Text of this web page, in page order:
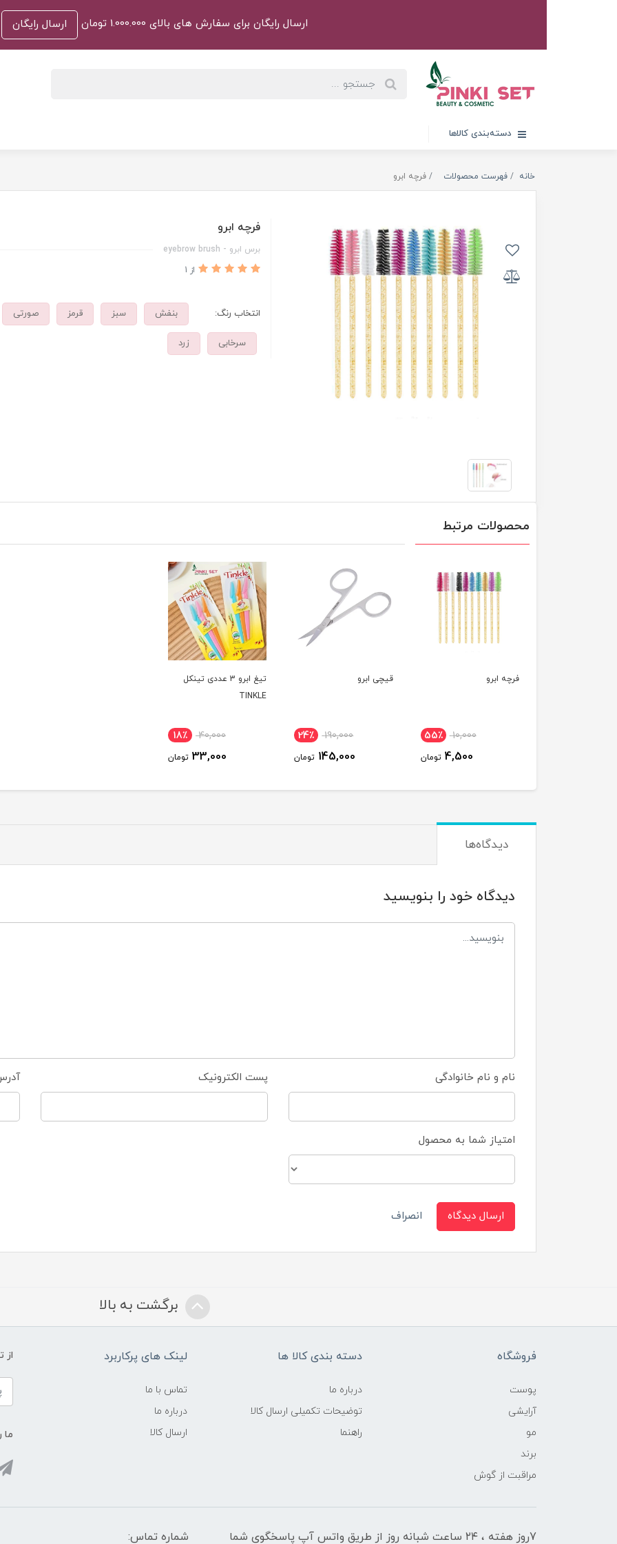
ارسال رایگان برای سفارش های بالای 1.000.000 تومان ارسال رایگان
دسته‌بندی کالاها
خانه فهرست محصولات فرچه ابرو
فرچه ابرو
برس ابرو - eyebrow brush
از 1
انتخاب رنگ: بنفش سبز قرمز صورتی
سرخابی زرد
محصولات مرتبط
فرچه ابرو
10,000 55٪
4,500 تومان
قیچی ابرو
190,000 24٪
145,000 تومان
تیغ ابرو 3 عددی تینکل
TINKLE
40,000 18٪
33,000 تومان
دیدگاه‌ها
دیدگاه خود را بنویسید
نام و نام خانوادگی پست الکترونیک
امتیاز شما به محصول
ارسال دیدگاه انصراف
برگشت به بالا
فروشگاه
پوست
آرایشی
مو
برند
مراقبت از گوش
دسته بندی کالا ها
درباره ما
توضیحات تکمیلی ارسال کالا
راهنما
لینک های پرکاربرد
تماس با ما
درباره ما
ارسال کالا
از
ما
7روز هفته ، ۲۴ ساعت شبانه‌ روز از طریق واتس آپ پاسخگوی شما شماره تماس: